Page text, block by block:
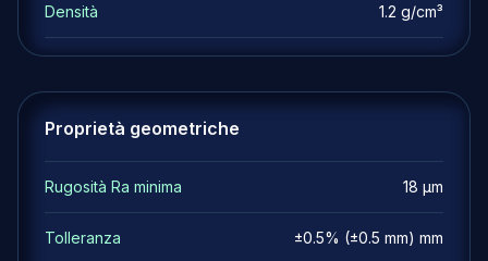
Densità 1.2 g/cm³
Proprietà geometriche
Rugosità Ra minima 18 µm
Tolleranza ±0.5% (±0.5 mm) mm